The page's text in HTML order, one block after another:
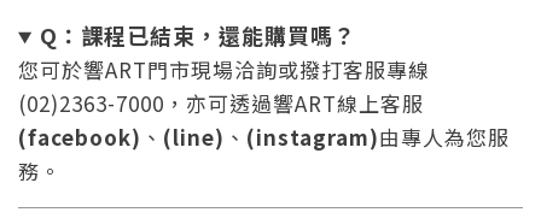
您將收到一封Email，請依照信件中的指示重新登
系統偵測到您的帳號重複登入，
Q：課程已結束，還能購買嗎？
您可於響ART門市現場洽詢或撥打客服專線
(02)2363-7000，亦可透過響ART線上客服
(facebook) 、 (line) 、 (instagram)由專人為您服
務。